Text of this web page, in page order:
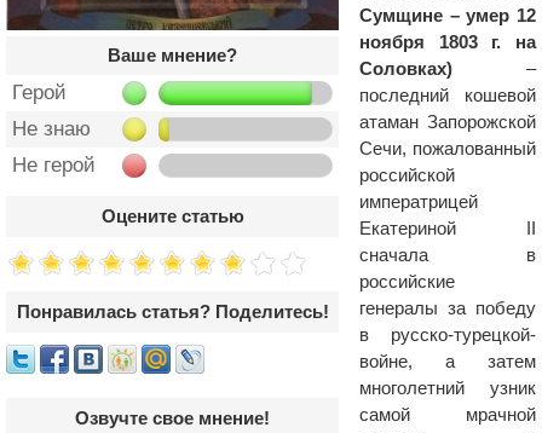
Ваше мнение?
Герой
Не знаю
Не герой
Оцените статью
Понравилась статья? Поделитесь!
Озвучте свое мнение!
Сумщине – умер 12
ноября 1803 г. на
Соловках) –
последний кошевой
атаман Запорожской
Сечи, пожалованный
российской
императрицей
Екатериной II
сначала в
российские
генералы за победу
в русско-турецкой-
войне, а затем
многолетний узник
самой мрачной